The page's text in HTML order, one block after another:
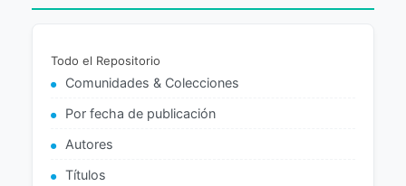
Todo el Repositorio
Comunidades & Colecciones
Por fecha de publicación
Autores
Títulos